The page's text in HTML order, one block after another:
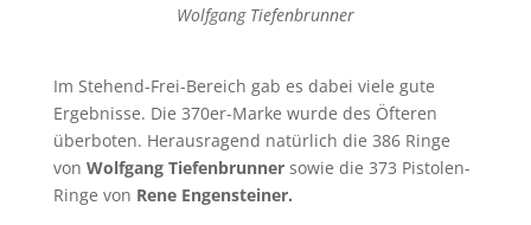
Wolfgang Tiefenbrunner
Im Stehend-Frei-Bereich gab es dabei viele gute
Ergebnisse. Die 370er-Marke wurde des Öfteren
überboten. Herausragend natürlich die 386 Ringe
von Wolfgang Tiefenbrunnersowie die 373 Pistolen-
Ringe von Rene Engensteiner.